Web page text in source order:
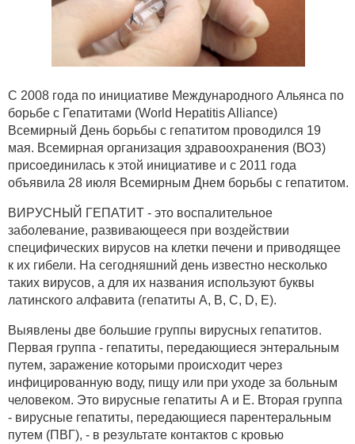
С 2008 года по инициативе Международного Альянса по
борьбе с Гепатитами (World Hepatitis Alliance)
Всемирный День борьбы с гепатитом проводился 19
мая. Всемирная организация здравоохранения (ВОЗ)
присоединилась к этой инициативе и с 2011 года
объявила 28 июля Всемирным Днем борьбы с гепатитом.
ВИРУСНЫЙ ГЕПАТИТ - это воспалительное
заболевание, развивающееся при воздействии
специфических вирусов на клетки печени и приводящее
к их гибели. На сегодняшний день известно несколько
таких вирусов, а для их названия используют буквы
латинского алфавита (гепатиты А, В, С, D, Е).
Выявлены две большие группы вирусных гепатитов.
Первая группа - гепатиты, передающиеся энтеральным
путем, заражение которыми происходит через
инфицированную воду, пищу или при уходе за больным
человеком. Это вирусные гепатиты А и Е. Вторая группа
- вирусные гепатиты, передающиеся парентеральным
путем (ПВГ), - в результате контактов с кровью